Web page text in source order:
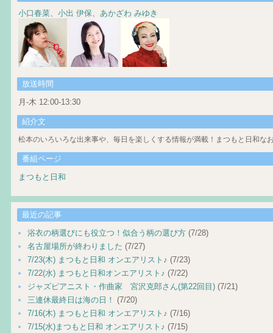
小口春菜
小出 伊保 あかざわ みゆき
放送時間
月-木 12:00-13:30
紹介文
松本のいろいろな出来事や、毎日を楽しくする情報が満載！まつもと日和な
番組ページ
まつもと日和
最近の記事
浴衣の柄選びにも役立つ！似合う柄の選び方 (7/28)
名古屋場所が終わりました (7/27)
7/23(木) まつもと日和 オンエアリスト♪ (7/23)
7/22(水) まつもと日和オンエアリスト♪ (7/22)
ジャズピアニスト・作曲家 宮沢克郎さん(第22回目) (7/21)
三連休最終日は海の日！ (7/20)
7/16(木) まつもと日和 オンエアリスト♪ (7/16)
7/15(水)まつもと日和 オンエアリスト♪ (7/15)